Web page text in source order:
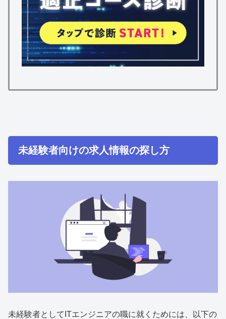
未経験者向けの求人情報の探し方
未経験者としてITエンジニアの職に就くためには、以下の